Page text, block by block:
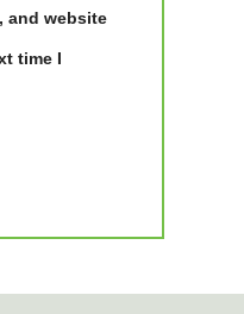
and website
time I